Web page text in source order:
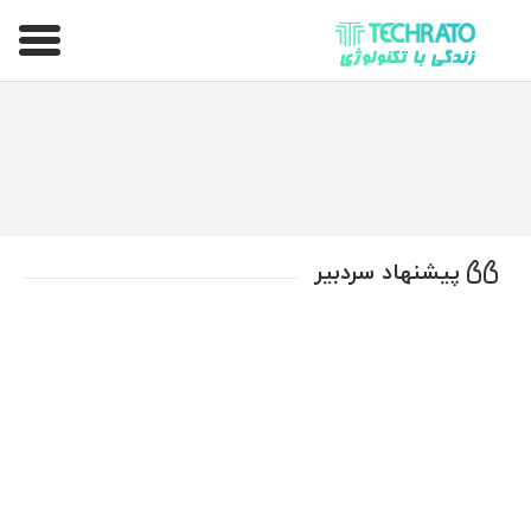
تکراتو – زندگی با تکنولوژی
پیشنهاد سردبیر